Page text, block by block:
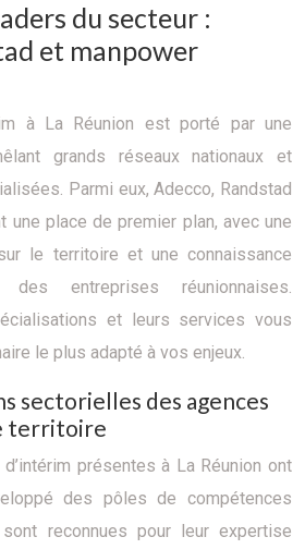
du secteur :
et manpower
à La Réunion est porté par une
grands réseaux nationaux et
Parmi eux, Adecco, Randstad
une place de premier plan, avec une
le territoire et une connaissance
entreprises réunionnaises.
et leurs services vous
le plus adapté à vos enjeux.
sectorielles des agences
territoire
présentes à La Réunion ont
des pôles de compétences
reconnues pour leur expertise